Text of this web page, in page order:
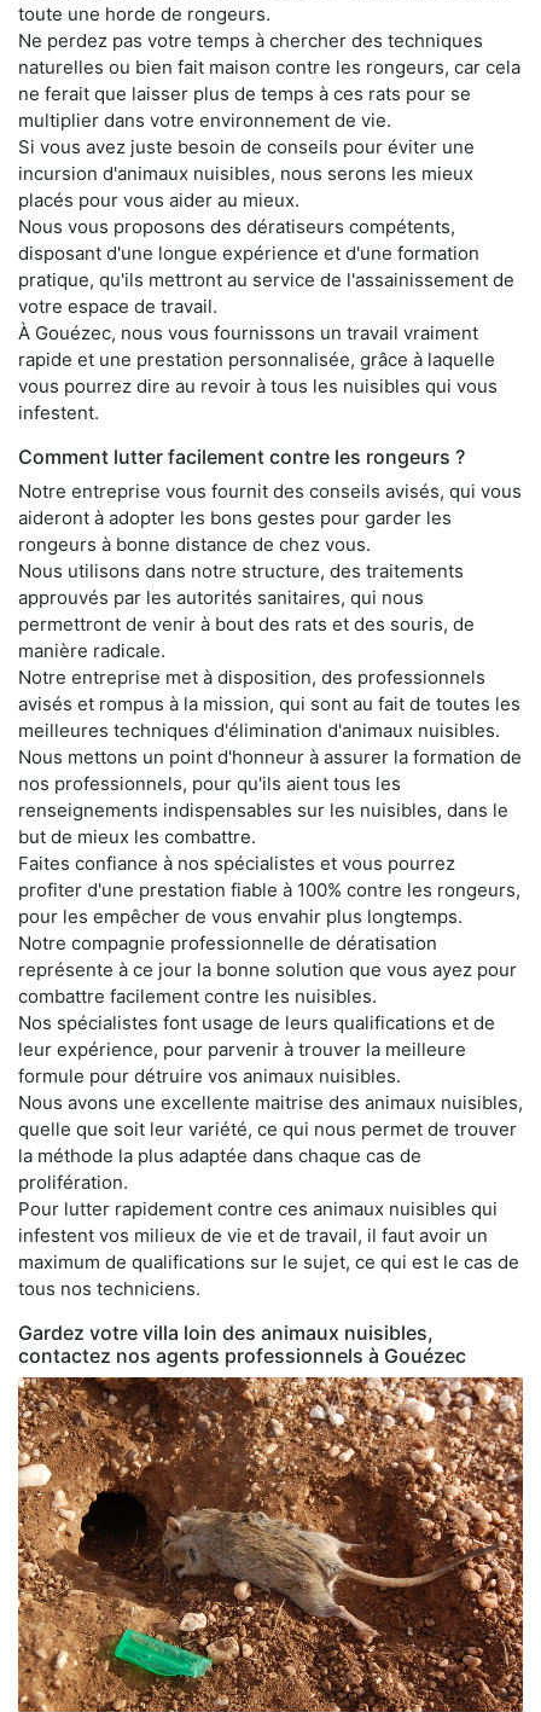
toute une horde de rongeurs.
Ne perdez pas votre temps à chercher des techniques
naturelles ou bien fait maison contre les rongeurs, car cela
ne ferait que laisser plus de temps à ces rats pour se
multiplier dans votre environnement de vie.
Si vous avez juste besoin de conseils pour éviter une
incursion d'animaux nuisibles, nous serons les mieux
placés pour vous aider au mieux.
Nous vous proposons des dératiseurs compétents,
disposant d'une longue expérience et d'une formation
pratique, qu'ils mettront au service de l'assainissement de
votre espace de travail.
À Gouézec, nous vous fournissons un travail vraiment
rapide et une prestation personnalisée, grâce à laquelle
vous pourrez dire au revoir à tous les nuisibles qui vous
infestent.
Comment lutter facilement contre les rongeurs ?
Notre entreprise vous fournit des conseils avisés, qui vous
aideront à adopter les bons gestes pour garder les
rongeurs à bonne distance de chez vous.
Nous utilisons dans notre structure, des traitements
approuvés par les autorités sanitaires, qui nous
permettront de venir à bout des rats et des souris, de
manière radicale.
Notre entreprise met à disposition, des professionnels
avisés et rompus à la mission, qui sont au fait de toutes les
meilleures techniques d'élimination d'animaux nuisibles.
Nous mettons un point d'honneur à assurer la formation de
nos professionnels, pour qu'ils aient tous les
renseignements indispensables sur les nuisibles, dans le
but de mieux les combattre.
Faites confiance à nos spécialistes et vous pourrez
profiter d'une prestation fiable à 100% contre les rongeurs,
pour les empêcher de vous envahir plus longtemps.
Notre compagnie professionnelle de dératisation
représente à ce jour la bonne solution que vous ayez pour
combattre facilement contre les nuisibles.
Nos spécialistes font usage de leurs qualifications et de
leur expérience, pour parvenir à trouver la meilleure
formule pour détruire vos animaux nuisibles.
Nous avons une excellente maitrise des animaux nuisibles,
quelle que soit leur variété, ce qui nous permet de trouver
la méthode la plus adaptée dans chaque cas de
prolifération.
Pour lutter rapidement contre ces animaux nuisibles qui
infestent vos milieux de vie et de travail, il faut avoir un
maximum de qualifications sur le sujet, ce qui est le cas de
tous nos techniciens.
Gardez votre villa loin des animaux nuisibles,
contactez nos agents professionnels à Gouézec